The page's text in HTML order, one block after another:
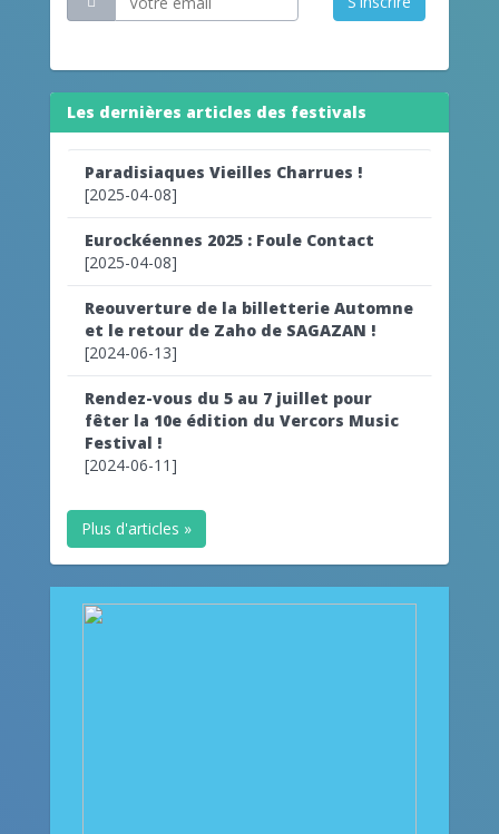
Les dernières articles des festivals
Paradisiaques Vieilles Charrues !
[2025-04-08]
Eurockéennes 2025 : Foule Contact
[2025-04-08]
Reouverture de la billetterie Automne
et le retour de Zaho de SAGAZAN !
[2024-06-13]
Rendez-vous du 5 au 7 juillet pour
fêter la 10e édition du Vercors Music
Festival !
[2024-06-11]
Plus d'articles »